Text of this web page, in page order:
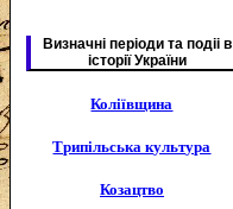
Визначні періоди та подіі в
історії України
Коліївщина
Трипільська культура
Козацтво